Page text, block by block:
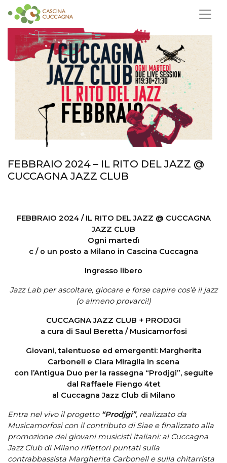
FEBBRAIO 2024 – IL RITO DEL JAZZ @
CUCCAGNA JAZZ CLUB
FEBBRAIO 2024 / IL RITO DEL JAZZ @ CUCCAGNA
JAZZ CLUB
Ogni martedì
c / o un posto a Milano in Cascina Cuccagna
Ingresso libero
Jazz Lab per ascoltare, giocare e forse capire cos’è il jazz
(o almeno provarci!)
CUCCAGNA JAZZ CLUB + PRODJGI
a cura di Saul Beretta / Musicamorfosi
Giovani, talentuose ed emergenti: Margherita
Carbonell e Clara Miraglia in scena
con l’Antigua Duo per la rassegna “Prodjgi”, seguite
dal Raffaele Fiengo 4tet
al Cuccagna Jazz Club di Milano
Entra nel vivo il progetto “Prodjgi”, realizzato da
Musicamorfosi con il contributo di Siae e fInalizzato alla
promozione dei giovani musicisti italiani: al Cuccagna
Jazz Club di Milano riflettori puntati sulla
contrabbassista Margherita Carbonell e sulla chitarrista